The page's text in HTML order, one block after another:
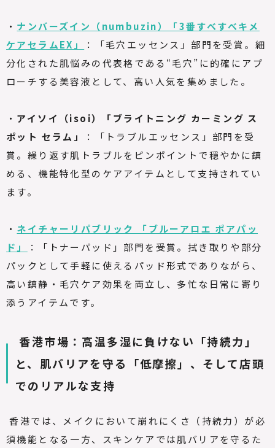
・ ナンバーズイン（numbuzin）「3番すべすべキメ
ケアセラムEX」
：「毛穴エッセンス」部門を受賞。細
分化された肌悩みの代表格である“毛穴”に的確にアプ
ローチする美容液として、高い人気を集めました。
・ アイソイ（isoi）「ブライトニング カーミング ス
ポット セラム」
：「トラブルエッセンス」部門を受
賞。繰り返す肌トラブルをピンポイントで穏やかに鎮
める、機能特化型のケアアイテムとして支持されてい
ます。
・ ネイチャーリパブリック 「ブルーアロエ ポアパッ
ド」
：「トナーパッド」部門を受賞。拭き取りや部分
パックとして手軽に使えるパッド形式でありながら、
高い鎮静・毛穴ケア効果を両立し、多忙な日常に寄り
添うアイテムです。
香港市場：高温多湿に負けない「持続力」
と、肌バリアを守る「低摩擦」、そして店頭
でのリアルな支持
香港では、メイクにおいて崩れにくさ（持続力）が必
須機能となる一方、スキンケアでは肌バリアを守るた